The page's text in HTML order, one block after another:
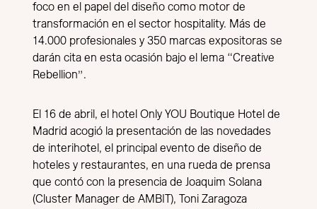
foco en el papel del diseño como motor de
transformación en el sector hospitality. Más de
14.000 profesionales y 350 marcas expositoras se
darán cita en esta ocasión bajo el lema “Creative
Rebellion”.
El 16 de abril, el hotel Only YOU Boutique Hotel de
Madrid acogió la presentación de las novedades
de interihotel, el principal evento de diseño de
hoteles y restaurantes, en una rueda de prensa
que contó con la presencia de Joaquim Solana
(Cluster Manager de AMBIT), Toni Zaragoza